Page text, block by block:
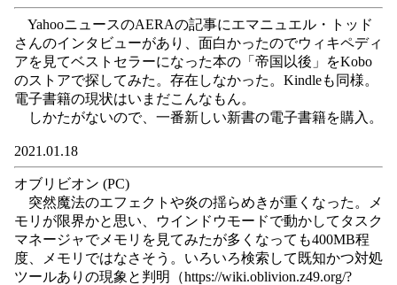
YahooニュースのAERAの記事にエマニュエル・トッド
さんのインタビューがあり、面白かったのでウィキペディ
アを見てベストセラーになった本の「帝国以後」をKobo
のストアで探してみた。存在しなかった。Kindleも同様。
電子書籍の現状はいまだこんなもん。
しかたがないので、一番新しい新書の電子書籍を購入。
2021.01.18
オブリビオン (PC)
突然魔法のエフェクトや炎の揺らめきが重くなった。メ
モリが限界かと思い、ウインドウモードで動かしてタスク
マネージャでメモリを見てみたが多くなっても400MB程
度、メモリではなさそう。いろいろ検索して既知かつ対処
ツールありの現象と判明（https://wiki.oblivion.z49.org/?